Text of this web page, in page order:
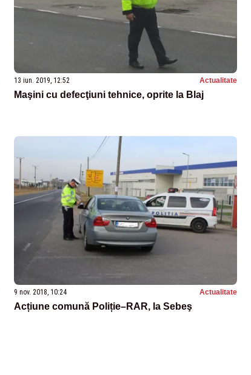
13 iun. 2019, 12:52 Actualitate
Maşini cu defecţiuni tehnice, oprite la Blaj
9 nov. 2018, 10:24 Actualitate
Acțiune comună Poliție–RAR, la Sebeş